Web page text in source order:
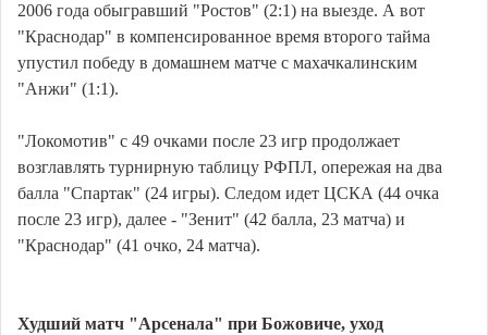
2006 года обыгравший "Ростов" (2:1) на выезде. А вот
"Краснодар" в компенсированное время второго тайма
упустил победу в домашнем матче с махачкалинским
"Анжи" (1:1).
"Локомотив" с 49 очками после 23 игр продолжает
возглавлять турнирную таблицу РФПЛ, опережая на два
балла "Спартак" (24 игры). Следом идет ЦСКА (44 очка
после 23 игр), далее - "Зенит" (42 балла, 23 матча) и
"Краснодар" (41 очко, 24 матча).
Худший матч "Арсенала" при Божовиче, уход